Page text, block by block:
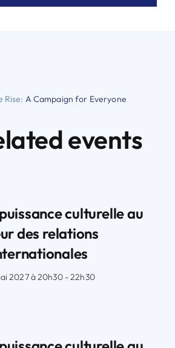
Rise: A Campaign for Everyone
events
culturelle au
des relations
2027 à 20h30 - 22h30